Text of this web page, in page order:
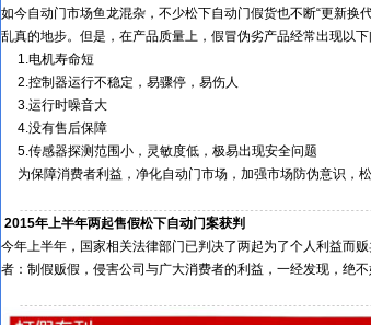
如今自动门市场鱼龙混杂，不少松下自动门假货也不断“更新换
乱真的地步。但是，在产品质量上，假冒伪劣产品经常出现以下
1.电机寿命短
2.控制器运行不稳定，易骤停，易伤人
3.运行时噪音大
4.没有售后保障
5.传感器探测范围小，灵敏度低，极易出现安全问题
为保障消费者利益，净化自动门市场，加强市场防伪意识，
2015年上半年两起售假松下自动门案获判
今年上半年，国家相关法律部门已判决了两起为了个人利益而
者：制假贩假，侵害公司与广大消费者的利益，一经发现，绝不